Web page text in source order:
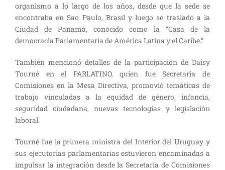
organismo a lo largo de los años, desde que la sede se
encontraba en Sao Paulo, Brasil y luego se trasladó a la
Ciudad de Panamá, conocido como la “Casa de la
democracia Parlamentaria de América Latina y el Caribe.”
También mencionó detalles de la participación de Daisy
Tourné en el PARLATINO, quien fue Secretaria de
Comisiones en la Mesa Directiva, promovió temáticas de
trabajo vinculadas a la equidad de género, infancia,
seguridad ciudadana, nuevas tecnologías y legislación
laboral.
Tourné fue la primera ministra del Interior del Uruguay y
sus ejecutorias parlamentarias estuvieron encaminadas a
impulsar la integración desde la Secretaria de Comisiones